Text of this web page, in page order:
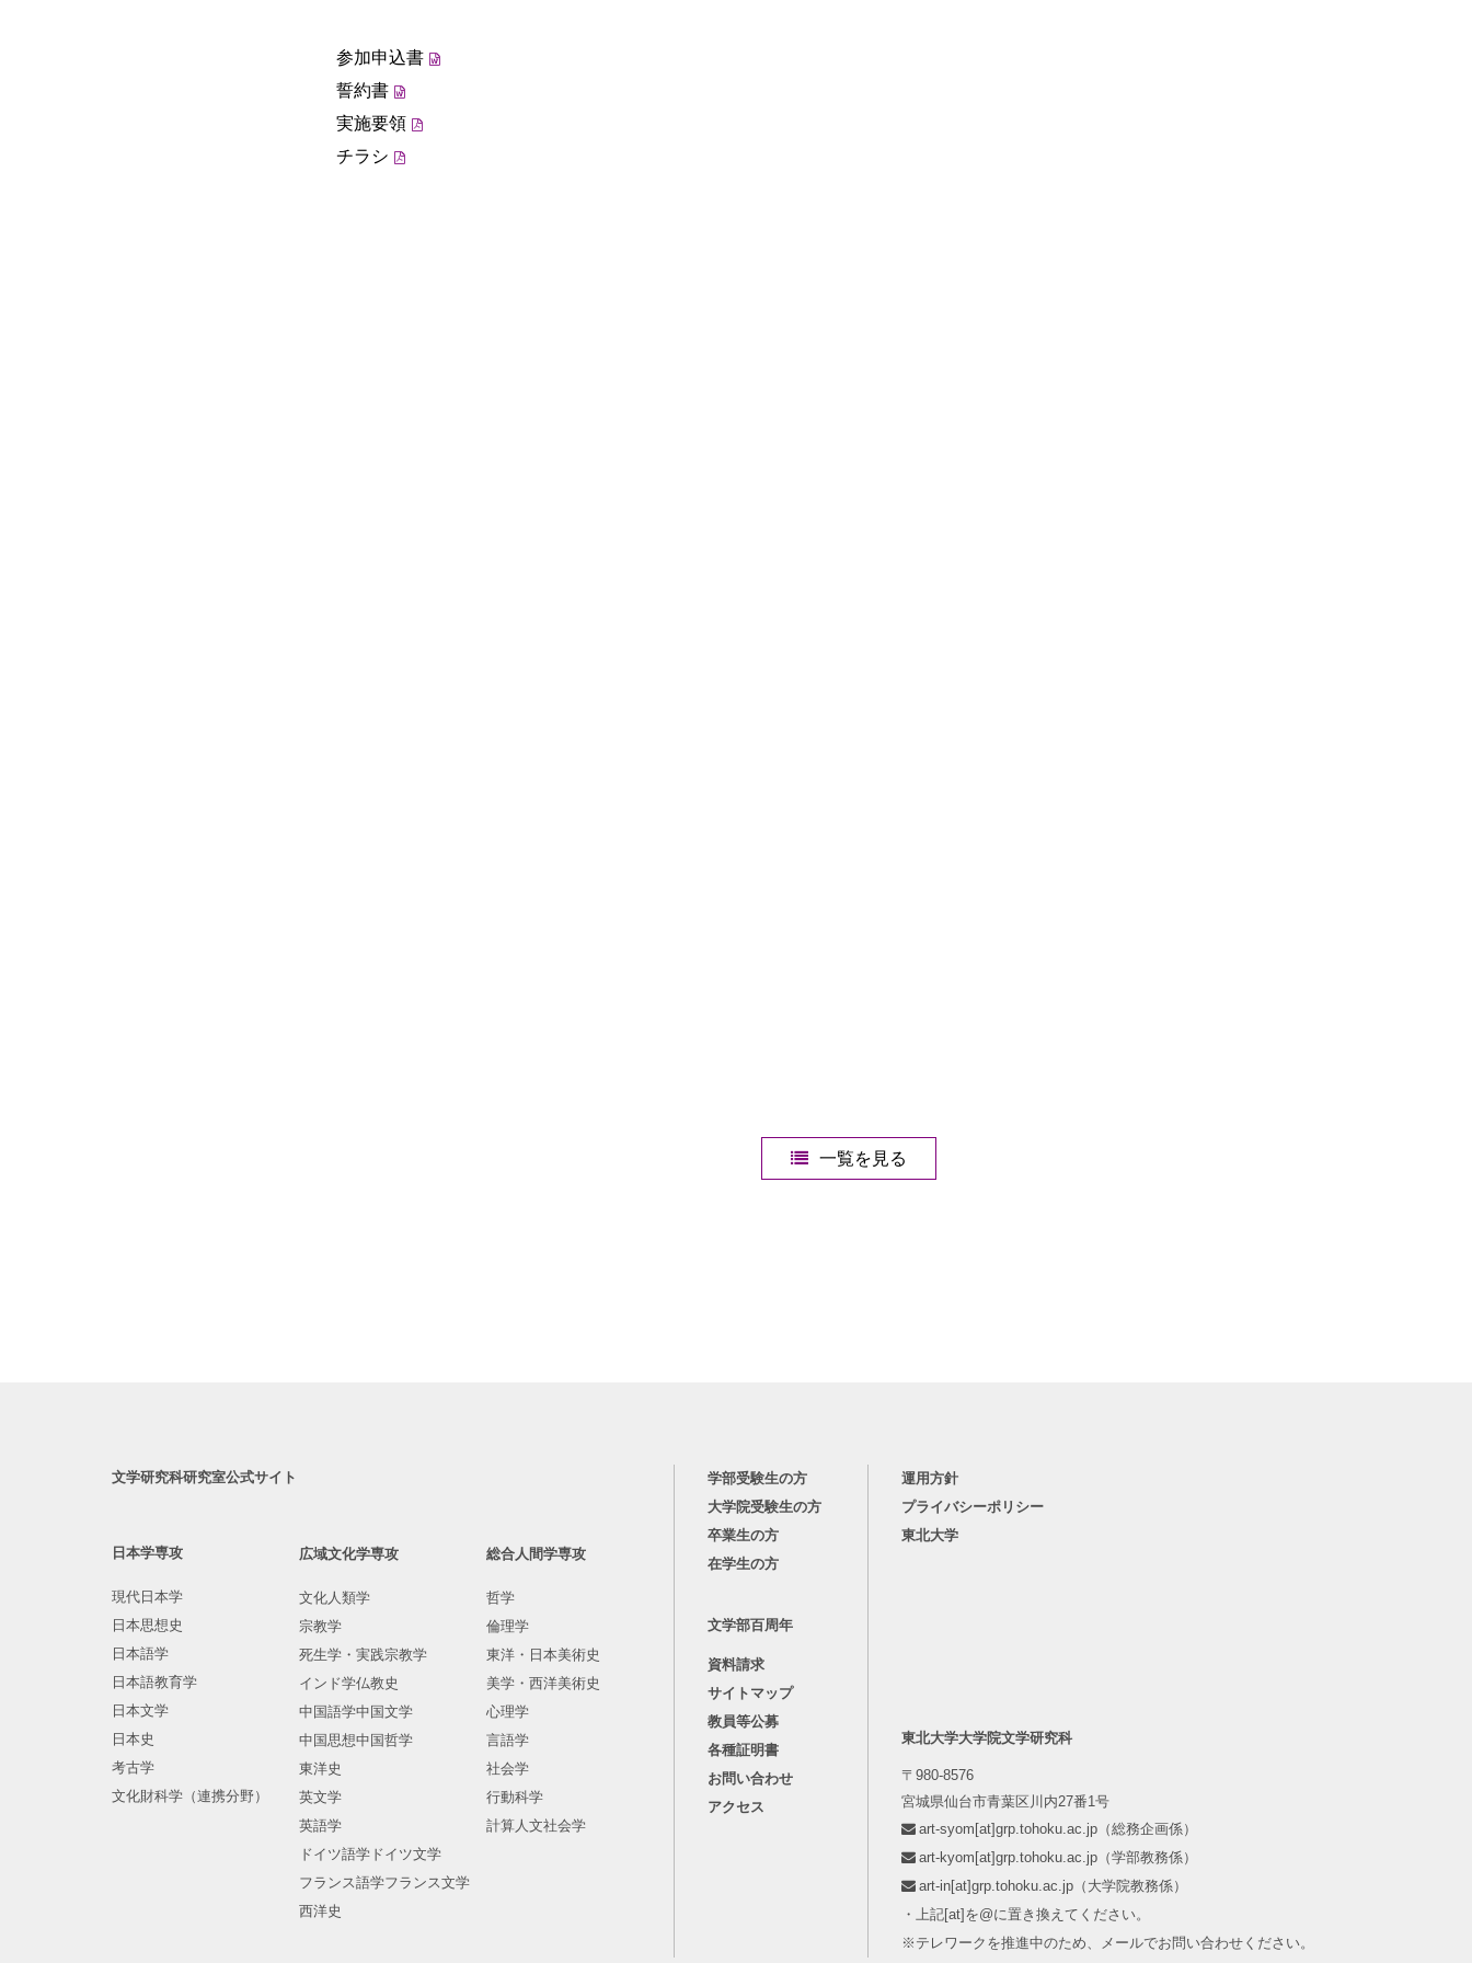
参加申込書
誓約書
実施要領
チラシ
一覧を見る
文学研究科研究室公式サイト
日本学専攻
現代日本学
日本思想史
日本語学
日本語教育学
日本文学
日本史
考古学
文化財科学（連携分野）
広域文化学専攻
文化人類学
宗教学
死生学・実践宗教学
インド学仏教史
中国語学中国文学
中国思想中国哲学
東洋史
英文学
英語学
ドイツ語学ドイツ文学
フランス語学フランス文学
西洋史
総合人間学専攻
哲学
倫理学
東洋・日本美術史
美学・西洋美術史
心理学
言語学
社会学
行動科学
計算人文社会学
学部受験生の方
大学院受験生の方
卒業生の方
在学生の方
文学部百周年
資料請求
サイトマップ
教員等公募
各種証明書
お問い合わせ
アクセス
運用方針
プライバシーポリシー
東北大学
東北大学大学院文学研究科
〒980-8576
宮城県仙台市青葉区川内27番1号
art-syom[at]grp.tohoku.ac.jp（総務企画係）
art-kyom[at]grp.tohoku.ac.jp（学部教務係）
art-in[at]grp.tohoku.ac.jp（大学院教務係）
・上記[at]を@に置き換えてください。
※テレワークを推進中のため、メールでお問い合わせください。